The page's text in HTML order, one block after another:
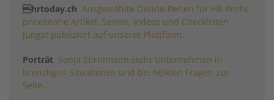
hrtoday.ch Ausgewählte Online-Perlen für HR-Profis:
praxisnahe Artikel, ­Serien, Videos und Checklisten –
jüngst publiziert auf unserer Plattform.
Porträt Sonja Stirnimann steht Unternehmen in
brenzligen Situationen und bei heiklen Fragen zur
Seite.